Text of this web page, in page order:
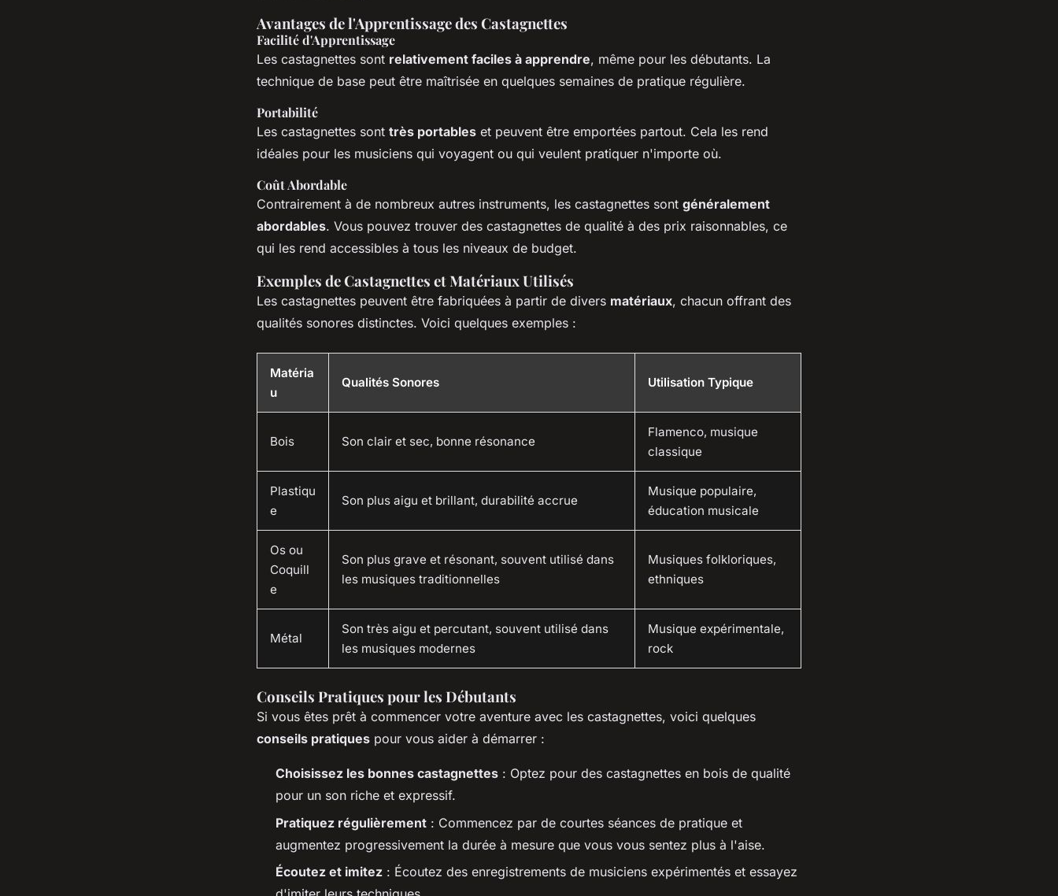
Avantages de l'Apprentissage des Castagnettes
Facilité d'Apprentissage
Les castagnettes sont relativement faciles à apprendre, même pour les débutants. La
technique de base peut être maîtrisée en quelques semaines de pratique régulière.
Portabilité
Les castagnettes sont très portables et peuvent être emportées partout. Cela les rend
idéales pour les musiciens qui voyagent ou qui veulent pratiquer n'importe où.
Coût Abordable
Contrairement à de nombreux autres instruments, les castagnettes sont généralement
abordables. Vous pouvez trouver des castagnettes de qualité à des prix raisonnables, ce
qui les rend accessibles à tous les niveaux de budget.
Exemples de Castagnettes et Matériaux Utilisés
Les castagnettes peuvent être fabriquées à partir de divers matériaux, chacun offrant des
qualités sonores distinctes. Voici quelques exemples :
Matéria
u
Qualités Sonores Utilisation Typique
Bois Son clair et sec, bonne résonance
Flamenco, musique
classique
Plastiqu
e
Son plus aigu et brillant, durabilité accrue
Musique populaire,
éducation musicale
Os ou
Coquill
e
Son plus grave et résonant, souvent utilisé dans
les musiques traditionnelles
Musiques folkloriques,
ethniques
Métal
Son très aigu et percutant, souvent utilisé dans
les musiques modernes
Musique expérimentale,
rock
Conseils Pratiques pour les Débutants
Si vous êtes prêt à commencer votre aventure avec les castagnettes, voici quelques
conseils pratiques pour vous aider à démarrer :
Choisissez les bonnes castagnettes : Optez pour des castagnettes en bois de qualité
pour un son riche et expressif.
Pratiquez régulièrement : Commencez par de courtes séances de pratique et
augmentez progressivement la durée à mesure que vous vous sentez plus à l'aise.
Écoutez et imitez : Écoutez des enregistrements de musiciens expérimentés et essayez